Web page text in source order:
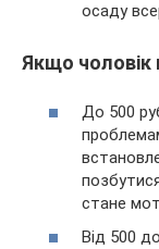
осаду
Якщо чоловік
До 500
стане
Від 500